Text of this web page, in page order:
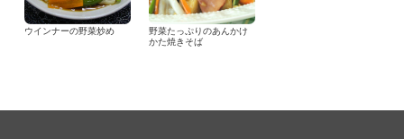
ウインナーの野菜炒め
野菜たっぷりのあんかけ
かた焼きそば